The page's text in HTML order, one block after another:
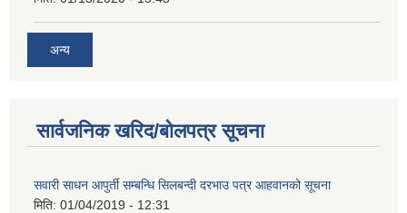
अन्य
सार्वजनिक खरिद/बोलपत्र सूचना
सवारी साधन आपुर्ती सम्बन्धि सिलबन्दी दरभाउ पत्र आहवानको सूचना
मिति: 01/04/2019 - 12:31